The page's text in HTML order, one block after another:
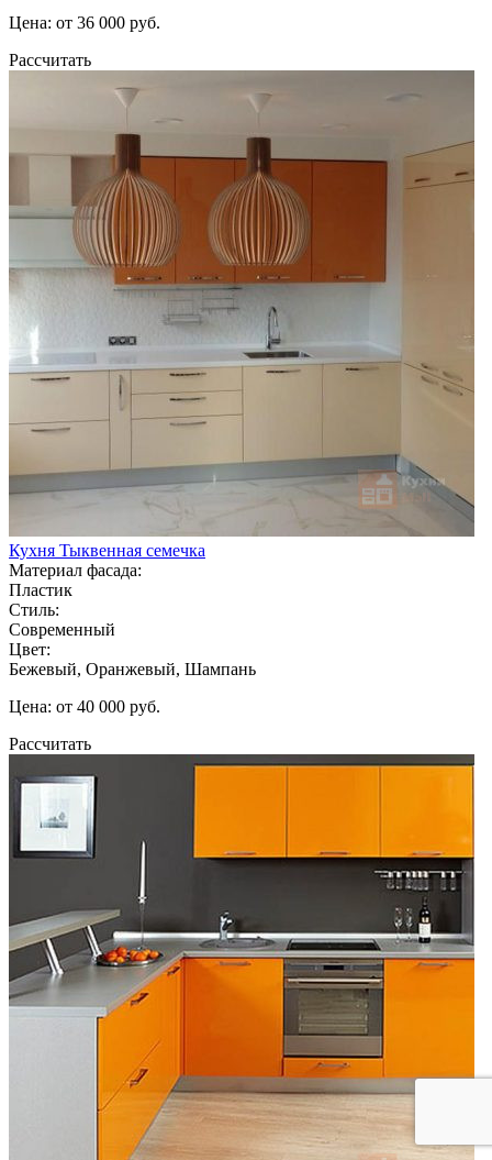
Цена: от 36 000 руб.
Рассчитать
Кухня Тыквенная семечка
Материал фасада:
Пластик
Стиль:
Современный
Цвет:
Бежевый, Оранжевый, Шампань
Цена: от 40 000 руб.
Рассчитать